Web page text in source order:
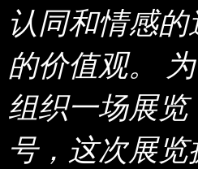
认同和情感的
的价值观。
组织一场展
号，这次展